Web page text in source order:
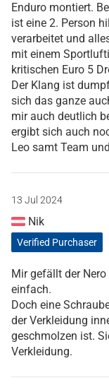
Enduro montiert.
ist eine 2. Person
verarbeitet und
mit einem
kritischen Euro 5
Der Klang ist
sich das ganze
mir auch deutlich
ergibt sich auch
Leo samt Team
13 Jul 2024
Nik
Verified Purchaser
Mir gefällt der
einfach.
Doch eine
der Verkleidung
geschmolzen ist.
Verkleidung.